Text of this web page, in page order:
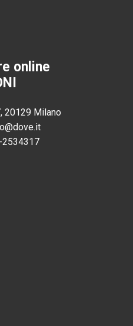
online
20129 Milano
2534317